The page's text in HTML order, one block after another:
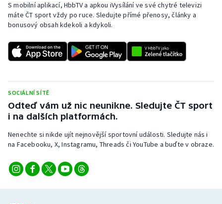
Triatlon
Veslování
Vodní slalom
Volejbal
Ostatní
S mobilní aplikací, HbbTV a apkou iVysílání ve své chytré televizi
máte ČT sport vždy po ruce. Sledujte přímé přenosy, články a
bonusový obsah kdekoli a kdykoli.
SOCIÁLNÍ SÍTĚ
Odteď vám už nic neunikne. Sledujte ČT sport
i na dalších platformách.
Nenechte si nikde ujít nejnovější sportovní události. Sledujte nás i
na Facebooku, X, Instagramu, Threads či YouTube a buďte v obraze.